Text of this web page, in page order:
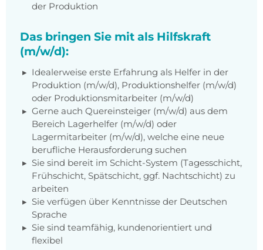
der Produktion
Das bringen Sie mit als Hilfskraft
(m/w/d):
Idealerweise erste Erfahrung als Helfer in der
Produktion (m/w/d), Produktionshelfer (m/w/d)
oder Produktionsmitarbeiter (m/w/d)
Gerne auch Quereinsteiger (m/w/d) aus dem
Bereich Lagerhelfer (m/w/d) oder
Lagermitarbeiter (m/w/d), welche eine neue
berufliche Herausforderung suchen
Sie sind bereit im Schicht-System (Tagesschicht,
Frühschicht, Spätschicht, ggf. Nachtschicht) zu
arbeiten
Sie verfügen über Kenntnisse der Deutschen
Sprache
Sie sind teamfähig, kundenorientiert und
flexibel